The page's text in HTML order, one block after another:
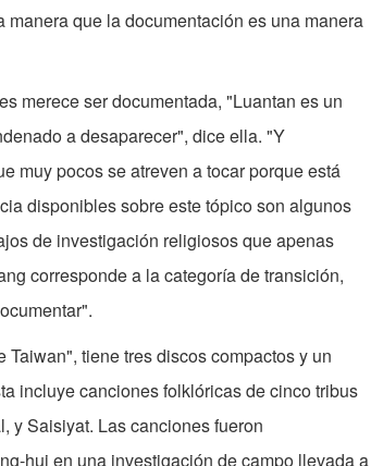
que la documentación es una manera
merece ser documentada, "Luantan es un
a desaparecer", dice ella. "Y
muy pocos se atreven a tocar porque está
disponibles sobre este tópico son algunos
de investigación religiosos que apenas
corresponde a la categoría de transición,
tiene tres discos compactos y un
incluye canciones folklóricas de cinco tribus
y Saisiyat. Las canciones fueron
hui en una investigación de campo llevada a